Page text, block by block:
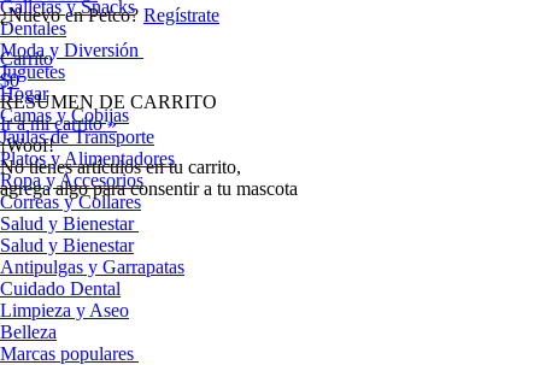
¿Nuevo en Petco? Regístrate
Carrito
$0
RESUMEN DE CARRITO
Ir a mi carrito »
¡Woof!
No tíenes artículos en tu carrito,
agrega algo para consentir a tu mascota
Galletas y Snacks
Dentales
Moda y Diversión
Juguetes
Hogar
Camas y Cobijas
Jaulas de Transporte
Platos y Alimentadores
Ropa y Accesorios
Correas y Collares
Salud y Bienestar
Salud y Bienestar
Antipulgas y Garrapatas
Cuidado Dental
Limpieza y Aseo
Belleza
Marcas populares